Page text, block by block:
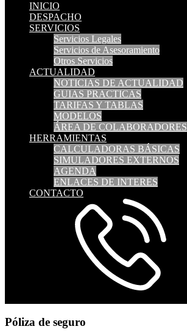
INICIO
DESPACHO
SERVICIOS
Servicios Legales
Servicios de Asesoramiento
Otros Servicios
ACTUALIDAD
NOTICIAS DE ACTUALIDAD
GUIAS PRACTICAS
TARIFAS Y TABLAS
MODELOS
ÁREA DE COLABORADORES
HERRAMIENTAS
CALCULADORAS BÁSICAS
SIMULADORES EXTERNOS
AGENDA
ENLACES DE INTERES
CONTACTO
Póliza de seguro